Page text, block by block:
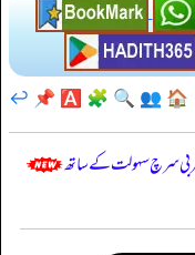
🏠
👥
🔍
🧩
🅰️
📌
↩️
عربی سرچ سہولت کے ساتھ